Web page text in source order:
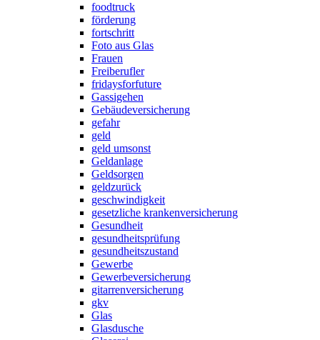
foodtruck
förderung
fortschritt
Foto aus Glas
Frauen
Freiberufler
fridaysforfuture
Gassigehen
Gebäudeversicherung
gefahr
geld
geld umsonst
Geldanlage
Geldsorgen
geldzurück
geschwindigkeit
gesetzliche krankenversicherung
Gesundheit
gesundheitsprüfung
gesundheitszustand
Gewerbe
Gewerbeversicherung
gitarrenversicherung
gkv
Glas
Glasdusche